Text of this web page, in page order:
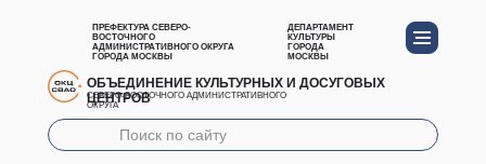
ПРЕФЕКТУРА СЕВЕРО-
ВОСТОЧНОГО
АДМИНИСТРАТИВНОГО ОКРУГА
ГОРОДА МОСКВЫ
ДЕПАРТАМЕНТ
КУЛЬТУРЫ
ГОРОДА
МОСКВЫ
ОБЪЕДИНЕНИЕ КУЛЬТУРНЫХ И ДОСУГОВЫХ
ЦЕНТРОВ
СЕВЕРО-ВОСТОЧНОГО АДМИНИСТРАТИВНОГО
ОКРУГА